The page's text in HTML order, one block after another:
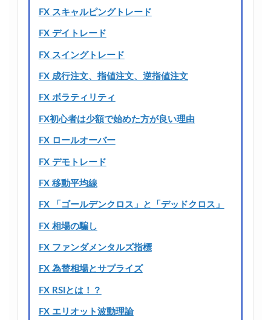
FX スキャルピングトレード
FX デイトレード
FX スイングトレード
FX 成行注文、指値注文、逆指値注文
FX ボラティリティ
FX初心者は少額で始めた方が良い理由
FX ロールオーバー
FX デモトレード
FX 移動平均線
FX 「ゴールデンクロス」と「デッドクロス」
FX 相場の騙し
FX ファンダメンタルズ指標
FX 為替相場とサプライズ
FX RSIとは！？
FX エリオット波動理論